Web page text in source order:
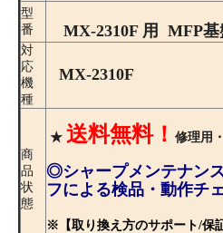
型
番
MX-2310F 用 MFP基
対
応
機
種
MX-2310F
商
品
状
態
★ 送料無料！ 修理用
◎シャープメンテナン
フによる検品・動作チ
※【取り換え方のサポート/保